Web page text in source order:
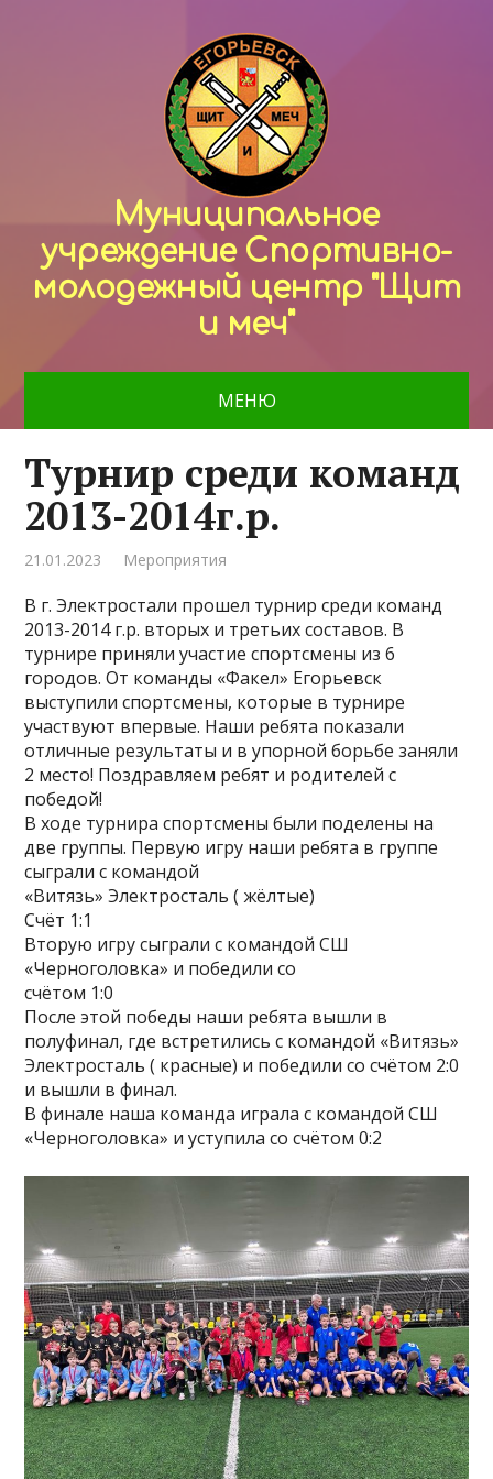
Муниципальное
учреждение Спортивно-
молодежный центр "Щит
и меч"
МЕНЮ
Турнир среди команд
2013-2014г.р.
21.01.2023 Мероприятия
В г. Электростали прошел турнир среди команд
2013-2014 г.р. вторых и третьих составов. В
турнире приняли участие спортсмены из 6
городов. От команды «Факел» Егорьевск
выступили спортсмены, которые в турнире
участвуют впервые. Наши ребята показали
отличные результаты и в упорной борьбе заняли
2 место! Поздравляем ребят и родителей с
победой!
В ходе турнира спортсмены были поделены на
две группы. Первую игру наши ребята в группе
сыграли с командой
«Витязь» Электросталь ( жёлтые)
Счёт 1:1
Вторую игру сыграли с командой СШ
«Черноголовка» и победили со
счётом 1:0
После этой победы наши ребята вышли в
полуфинал, где встретились с командой «Витязь»
Электросталь ( красные) и победили со счётом 2:0
и вышли в финал.
В финале наша команда играла с командой СШ
«Черноголовка» и уступила со счётом 0:2